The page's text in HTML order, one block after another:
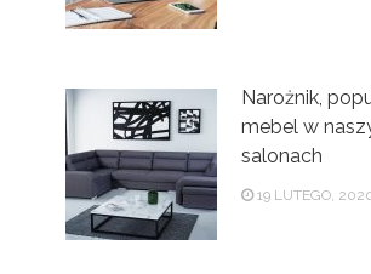
Narożnik,
mebel w
salonach
19 LUTEGO,